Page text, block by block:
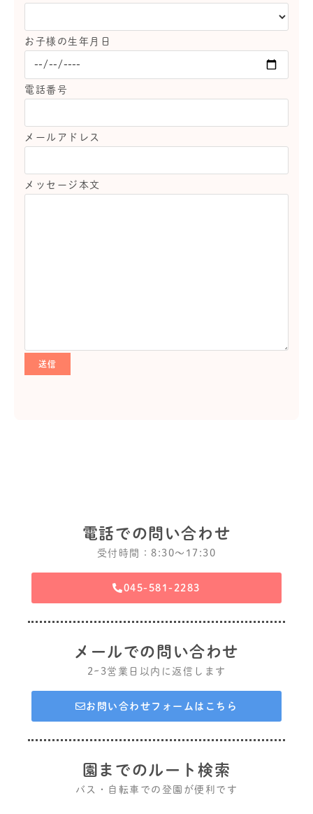
お子様の生年月日
電話番号
メールアドレス
メッセージ本文
電話での問い合わせ
受付時間：8:30〜17:30
045-581-2283
メールでの問い合わせ
2~3営業日以内に返信します
お問い合わせフォームはこちら
園までのルート検索
バス・自転車での登園が便利です